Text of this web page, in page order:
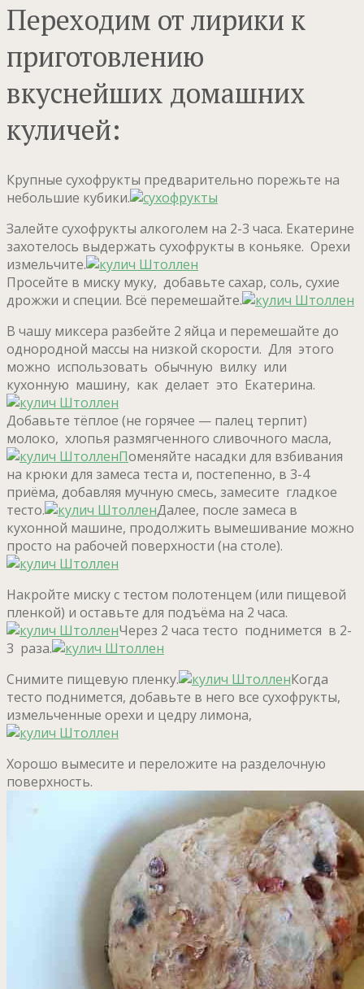
Переходим от лирики к
приготовлению
вкуснейших домашних
куличей:
Крупные сухофрукты предварительно порежьте на
небольшие кубики.
Залейте сухофрукты алкоголем на 2-3 часа. Екатерине
захотелось выдержать сухофрукты в коньяке. Орехи
измельчите.
Просейте в миску муку, добавьте сахар, соль, сухие
дрожжи и специи. Всё перемешайте.
В чашу миксера разбейте 2 яйца и перемешайте до
однородной массы на низкой скорости. Для этого
можно использовать обычную вилку или
кухонную машину, как делает это Екатерина.
Добавьте тёплое (не горячее — палец терпит)
молоко, хлопья размягченного сливочного масла,
Поменяйте насадки для взбивания
на крюки для замеса теста и, постепенно, в 3-4
приёма, добавляя мучную смесь, замесите гладкое
тесто.
Далее, после замеса в
кухонной машине, продолжить вымешивание можно
просто на рабочей поверхности (на столе).
Накройте миску с тестом полотенцем (или пищевой
пленкой) и оставьте для подъёма на 2 часа.
Через 2 часа тесто поднимется в 2-
3 раза.
Снимите пищевую пленку.
Когда
тесто поднимется, добавьте в него все сухофрукты,
измельченные орехи и цедру лимона,
Хорошо вымесите и переложите на разделочную
поверхность.